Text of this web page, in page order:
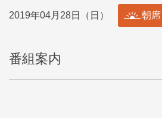
2019年04月28日（日） 朝席
番組案内